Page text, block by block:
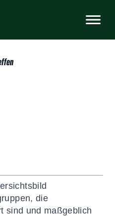
die
sind und maßgeblich